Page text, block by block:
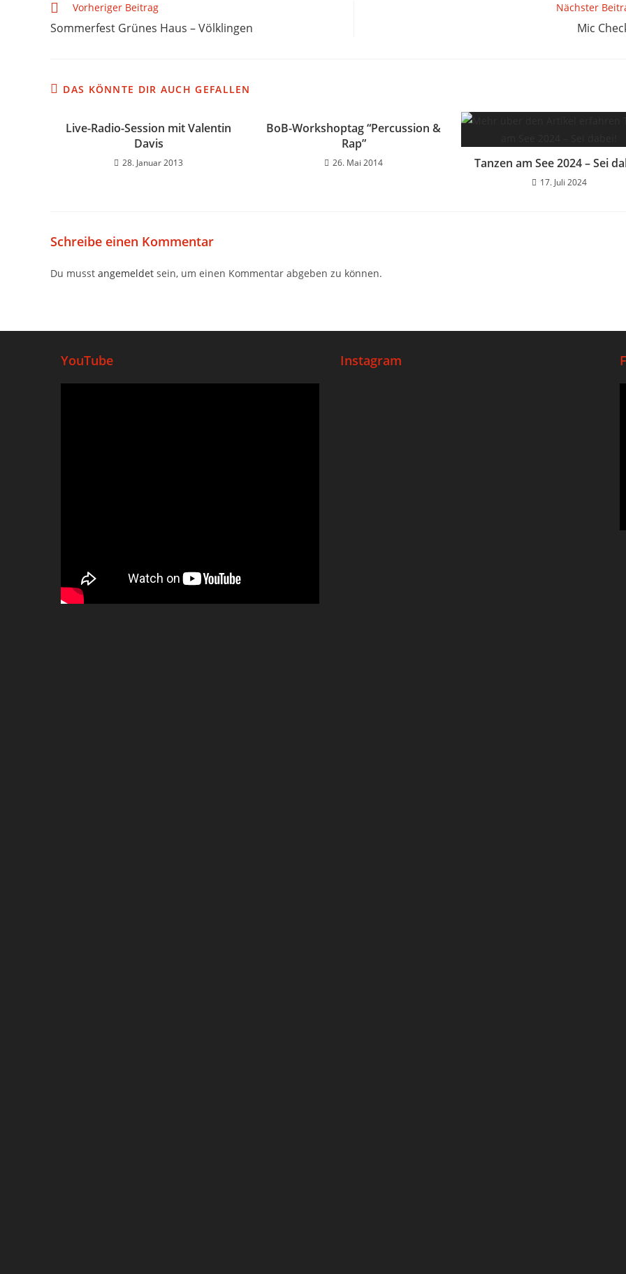
Vorheriger Beitrag
Sommerfest Grünes Haus – Völklingen
Nächster
Mic
DAS KÖNNTE DIR AUCH GEFALLEN
Live-Radio-Session mit Valentin
Davis
28. Januar 2013
BoB-Workshoptag “Percussion &
Rap”
26. Mai 2014 Tanzen am See 2024 – Sei
17. Juli 2024
Schreibe einen Kommentar
Du musst angemeldet sein, um einen Kommentar abgeben zu können.
YouTube Instagram